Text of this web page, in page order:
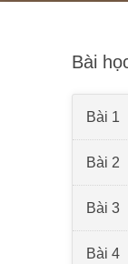
Bài
Bài 1
Bài 2
Bài 3
Bài 4